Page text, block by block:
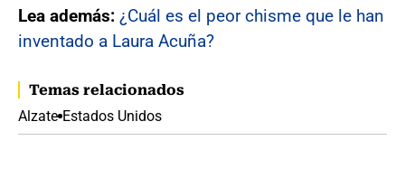
Lea además: ¿Cuál es el peor chisme que le han
inventado a Laura Acuña?
Temas relacionados
Alzate Estados Unidos